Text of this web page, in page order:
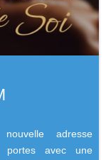
adresse
portes avec une